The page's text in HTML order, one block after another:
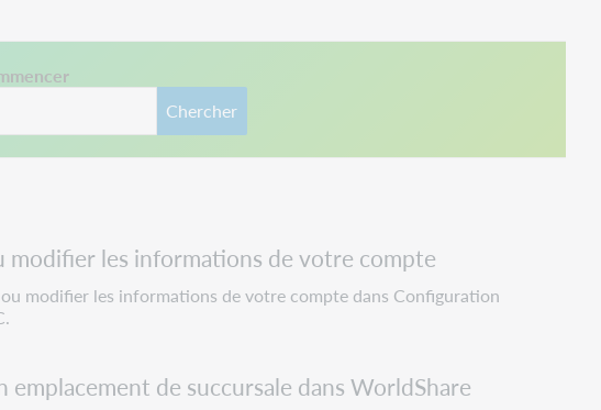
Chercher
modifier les informations de votre compte
modifier les informations de votre compte dans Configuration
emplacement de succursale dans WorldShare